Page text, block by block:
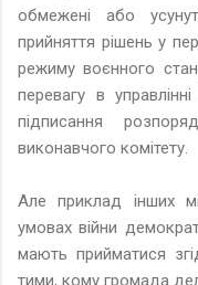
обмежені або
прийняття рішень у
режиму воєнного
перевагу в
підписання
виконавчого комітету.
Але приклад інших
умовах війни
мають прийматися
тими, кому громада